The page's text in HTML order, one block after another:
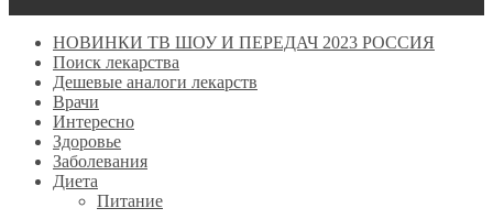
НОВИНКИ ТВ ШОУ И ПЕРЕДАЧ 2023 РОССИЯ
Поиск лекарства
Дешевые аналоги лекарств
Врачи
Интересно
Здоровье
Заболевания
Диета
Питание